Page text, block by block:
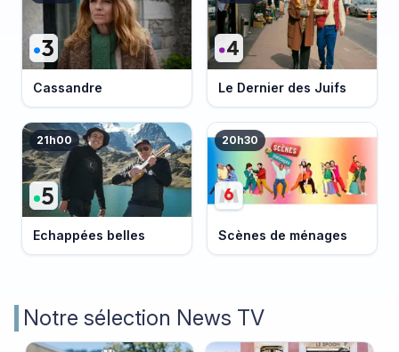
Cassandre Le Dernier des Juifs
21h00
Echappées belles
20h30
Scènes de ménages
Notre sélection News TV